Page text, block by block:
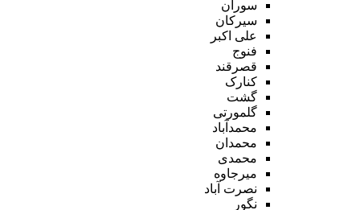
سوران
سیرکان
علی اکبر
فنوج
قصرقند
کنارک
گشت
گلمورتی
محمدآباد
محمدان
محمدی
میرجاوه
نصرت آباد
نگور